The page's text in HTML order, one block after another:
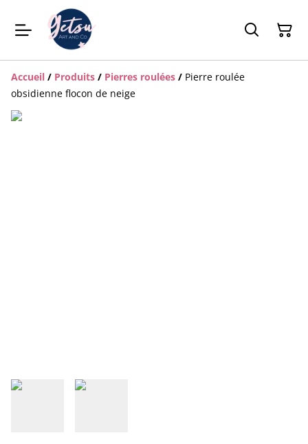
Accueil / Produits / Pierres roulées / Pierre roulée
obsidienne flocon de neige